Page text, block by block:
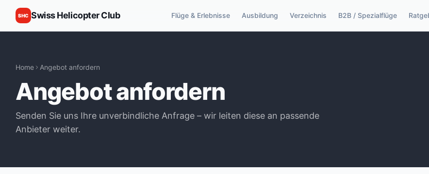
SHC Swiss Helicopter Club Flüge & Erlebnisse Ausbildung Verzeichnis B2B / Spezialflüge
Home Angebot anfordern
Angebot anfordern
Senden Sie uns Ihre unverbindliche Anfrage – wir leiten diese an passende
Anbieter weiter.